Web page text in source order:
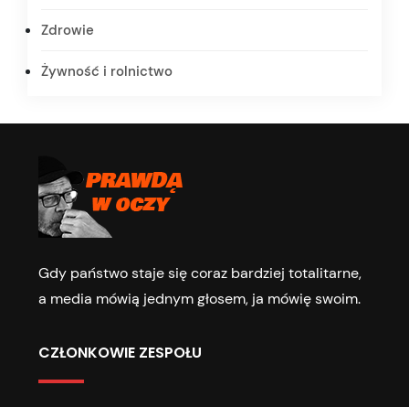
Zdrowie
Żywność i rolnictwo
Gdy państwo staje się coraz bardziej totalitarne,
a media mówią jednym głosem, ja mówię swoim.
CZŁONKOWIE ZESPOŁU